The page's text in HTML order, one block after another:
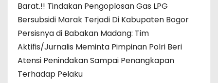
Barat.!! Tindakan Pengoplosan Gas LPG
Bersubsidi Marak Terjadi Di Kabupaten Bogor
Persisnya di Babakan Madang: Tim
Aktifis/Jurnalis Meminta Pimpinan Polri Beri
Atensi Penindakan Sampai Penangkapan
Terhadap Pelaku